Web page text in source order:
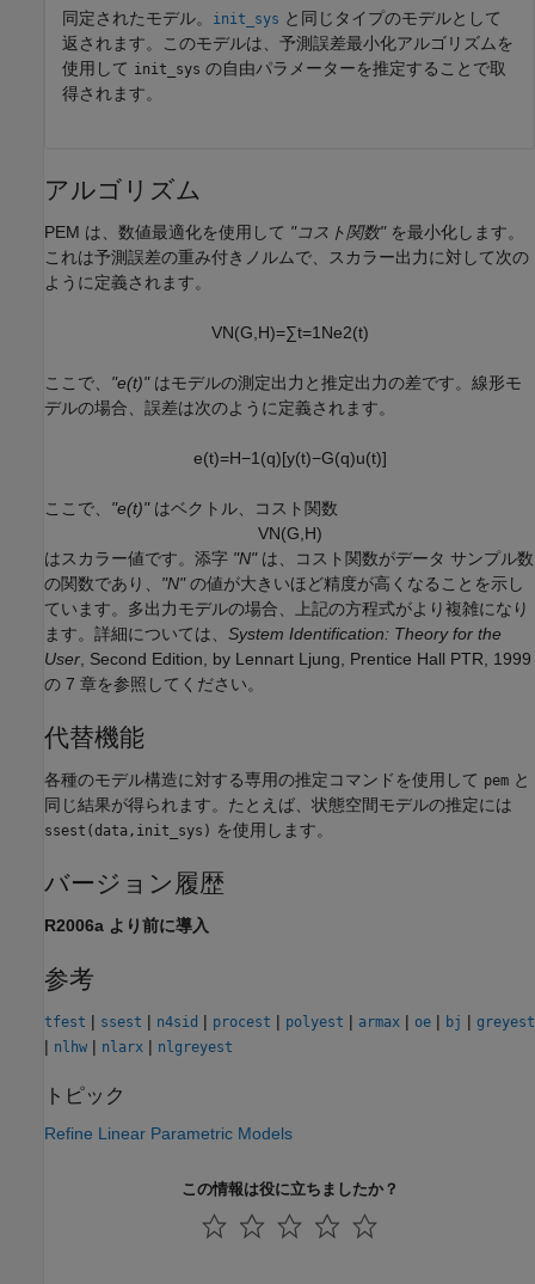
同定されたモデル。 init_sys と同じタイプのモデルとして
返されます。このモデルは、予測誤差最小化アルゴリズムを
使用して init_sys の自由パラメーターを推定することで取
得されます。
アルゴリズム
PEM は、数値最適化を使用して "コスト関数"を最小化します。
これは予測誤差の重み付きノルムで、スカラー出力に対して次の
ように定義されます。
VN(G H)=∑t=1 Ne2(t)
ここで、 "e(t)"はモデルの測定出力と推定出力の差です。線形モ
デルの場合、誤差は次のように定義されます。
e(t)=H−1 (q)[y(t)−G(q)u(t)]
ここで、 "e(t)"はベクトル、コスト関数
VN(G H)
はスカラー値です。添字 "N"は、コスト関数がデータ サンプル数
の関数であり、 "N"の値が大きいほど精度が高くなることを示し
ています。多出力モデルの場合、上記の方程式がより複雑になり
ます。詳細については、 System Identification: Theory for the
User , Second Edition, by Lennart Ljung, Prentice Hall PTR, 1999
の 7 章を参照してください。
代替機能
各種のモデル構造に対する専用の推定コマンドを使用して pem と
同じ結果が得られます。たとえば、状態空間モデルの推定には
ssest(data,init_sys) を使用します。
バージョン履歴
R2006a より前に導入
参考
tfest | ssest | n4sid | procest | polyest | armax | oe | bj | greyest
| nlhw | nlarx | nlgreyest
トピック
Refine Linear Parametric Models
この情報は役に立ちましたか？